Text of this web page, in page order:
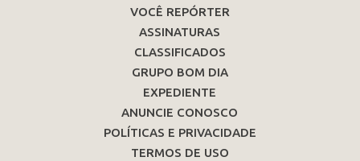
VOCÊ REPÓRTER
ASSINATURAS
CLASSIFICADOS
GRUPO BOM DIA
EXPEDIENTE
ANUNCIE CONOSCO
POLÍTICAS E PRIVACIDADE
TERMOS DE USO